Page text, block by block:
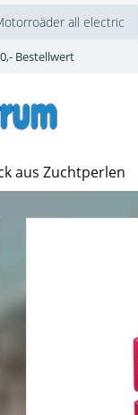
all electric
Bestellwert
aus Zuchtperlen